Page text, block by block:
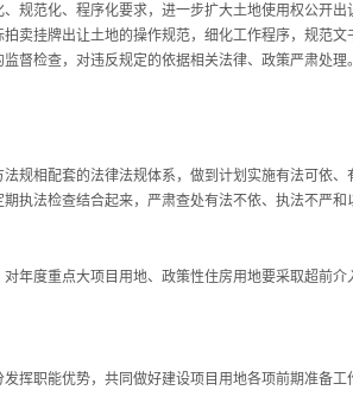
规范化、程序化要求，进一步扩大土地使用权公开
卖挂牌出让土地的操作规范，细化工作程序，规范
督检查，对违反规定的依据相关法律、政策严肃处理。
相配套的法律法规体系，做到计划实施有法可依、
执法检查结合起来，严肃查处有法不依、执法不严和
度重点大项目用地、政策性住房用地要采取超前介
职能优势，共同做好建设项目用地各项前期准备工